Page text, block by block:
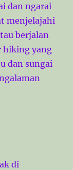
dan ngarai
menjelajahi
berjalan
hiking yang
dan sungai
di